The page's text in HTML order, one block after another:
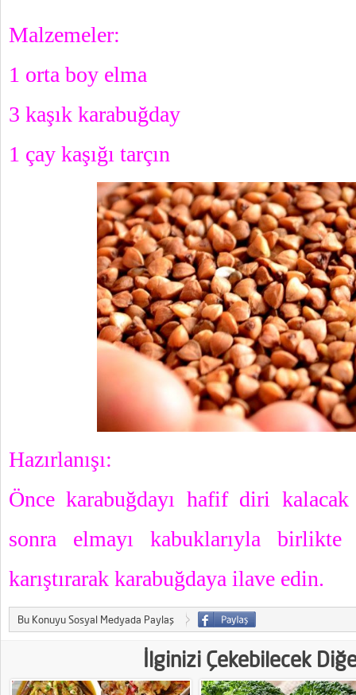
Malzemeler:
1 orta boy elma
3 kaşık karabuğday
1 çay kaşığı tarçın
Hazırlanışı:
Önce karabuğdayı hafif diri
sonra elmayı kabuklarıyla
karıştırarak karabuğdaya ilave edin.
Bu Konuyu Sosyal Medyada Paylaş
İlginizi Çekebilecek